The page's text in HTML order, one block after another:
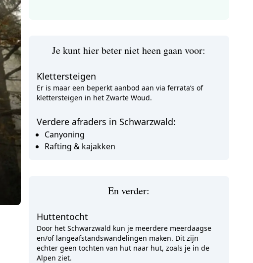
Je kunt hier beter niet heen gaan voor:
Klettersteigen
Er is maar een beperkt aanbod aan via ferrata’s of
klettersteigen in het Zwarte Woud.
Verdere afraders in Schwarzwald:
Canyoning
Rafting & kajakken
En verder:
Huttentocht
Door het Schwarzwald kun je meerdere meerdaagse
en/of langeafstandswandelingen maken. Dit zijn
echter geen tochten van hut naar hut, zoals je in de
Alpen ziet.